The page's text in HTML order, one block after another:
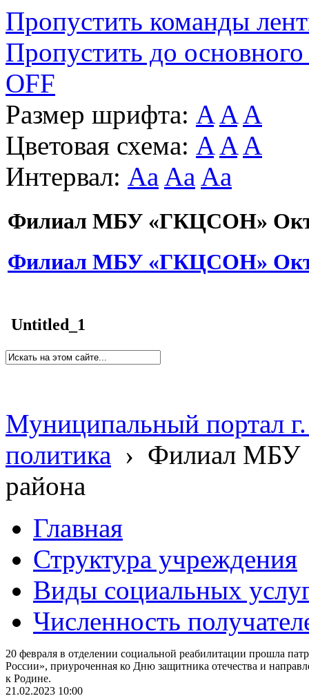
Пропустить команды
Пропустить до основного
OFF
Размер шрифта: A A A
Цветовая схема: A A A
Интервал: Aa Aa Aa
Филиал МБУ «ГКЦСОН»
Филиал МБУ «ГКЦСОН»
Untitled_1
Муниципальный портал
политика › Филиал МБУ
района
Главная
Структура учреждения
Виды социальных
Численность
20 февраля в отделении социальной реабилитации прошла
России», приуроченная ко Дню защитника отечества и
к Родине.
21.02.2023 10:00